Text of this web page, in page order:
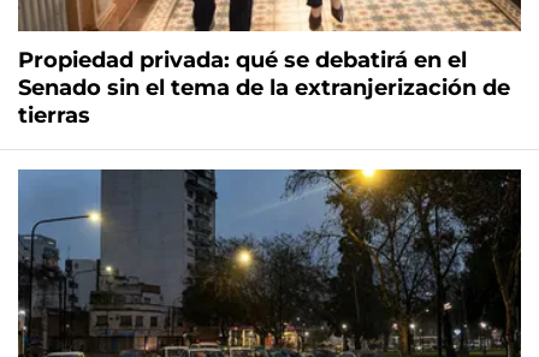
Propiedad privada: qué se debatirá en el
Senado sin el tema de la extranjerización de
tierras